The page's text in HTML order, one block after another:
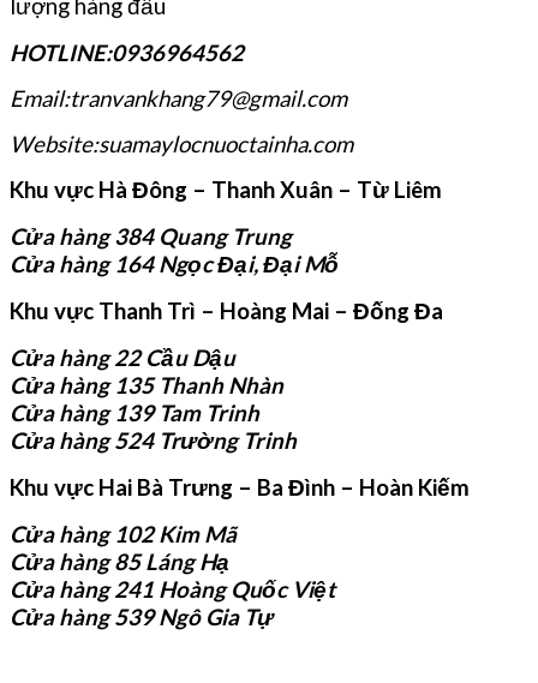
lượng hàng đầu
HOTLINE:0936964562
Email:tranvankhang79@gmail.com
Website:suamaylocnuoctainha.com
Khu vực Hà Đông – Thanh Xuân – Từ Liêm
Cửa hàng 384 Quang Trung
Cửa hàng 164 Ngọc Đại, Đại Mỗ
Khu vực Thanh Trì – Hoàng Mai – Đống Đa
Cửa hàng 22 Cầu Dậu
Cửa hàng 135 Thanh Nhàn
Cửa hàng 139 Tam Trinh
Cửa hàng 524 Trường Trinh
Khu vực Hai Bà Trưng – Ba Đình – Hoàn Kiếm
Cửa hàng 102 Kim Mã
Cửa hàng 85 Láng Hạ
Cửa hàng 241 Hoàng Quốc Việt
Cửa hàng 539 Ngô Gia Tự